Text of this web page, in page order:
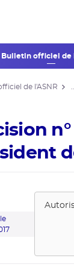
Bulletin officiel de
de l'ASNR